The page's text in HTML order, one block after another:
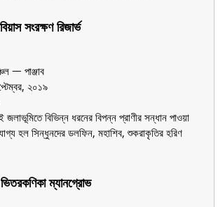
সংরক্ষণ রিজার্ভ
ᅳ পাঞ্জাব
২০১৯
বিভিন্ন ধরনের বিপন্ন প্রাণীর সন্ধান পাওয়া
হল সিন্ধুনদের ডলফিন, মহাশিব, শুকরাকৃতির হরিণ
ম্যানগ্রোভ